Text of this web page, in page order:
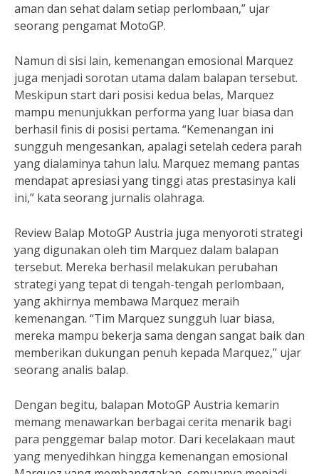
aman dan sehat dalam setiap perlombaan,” ujar
seorang pengamat MotoGP.
Namun di sisi lain, kemenangan emosional Marquez
juga menjadi sorotan utama dalam balapan tersebut.
Meskipun start dari posisi kedua belas, Marquez
mampu menunjukkan performa yang luar biasa dan
berhasil finis di posisi pertama. “Kemenangan ini
sungguh mengesankan, apalagi setelah cedera parah
yang dialaminya tahun lalu. Marquez memang pantas
mendapat apresiasi yang tinggi atas prestasinya kali
ini,” kata seorang jurnalis olahraga.
Review Balap MotoGP Austria juga menyoroti strategi
yang digunakan oleh tim Marquez dalam balapan
tersebut. Mereka berhasil melakukan perubahan
strategi yang tepat di tengah-tengah perlombaan,
yang akhirnya membawa Marquez meraih
kemenangan. “Tim Marquez sungguh luar biasa,
mereka mampu bekerja sama dengan sangat baik dan
memberikan dukungan penuh kepada Marquez,” ujar
seorang analis balap.
Dengan begitu, balapan MotoGP Austria kemarin
memang menawarkan berbagai cerita menarik bagi
para penggemar balap motor. Dari kecelakaan maut
yang menyedihkan hingga kemenangan emosional